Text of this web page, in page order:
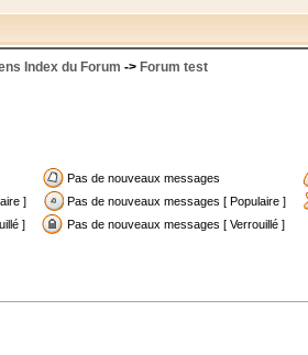
Index du Forum -> Forum test
Pas de nouveaux messages
]
Pas de nouveaux messages [ Populaire ]
]
Pas de nouveaux messages [ Verrouillé ]